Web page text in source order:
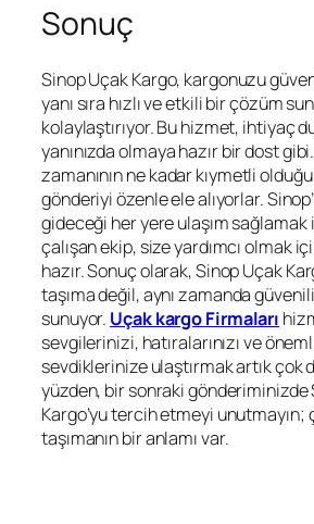
Sonuç
Sinop Uçak Kargo, kargonuzu
yanı sıra hızlı ve etkili bir çözüm
kolaylaştırıyor. Bu hizmet, ihtiyaç
yanınızda olmaya hazır bir dost
zamanının ne kadar kıymetli
gönderiyi özenle ele alıyorlar.
gideceği her yere ulaşım
çalışan ekip, size yardımcı olmak
hazır. Sonuç olarak, Sinop Uçak
taşıma değil, aynı zamanda
sunuyor. Uçak kargo Firmaları
sevgilerinizi, hatıralarınızı ve
sevdiklerinize ulaştırmak artık çok
yüzden, bir sonraki gönderiminizde
Kargo’yu tercih etmeyi unutmayın;
taşımanın bir anlamı var.